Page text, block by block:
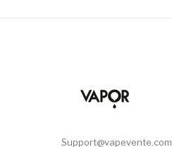
Support@vapevente.com